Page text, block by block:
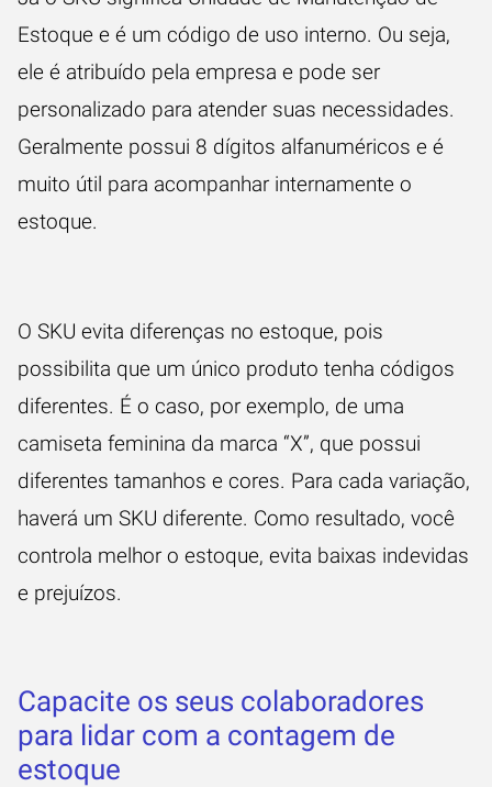
Estoque e é um código de uso interno. Ou seja,
ele é atribuído pela empresa e pode ser
personalizado para atender suas necessidades.
Geralmente possui 8 dígitos alfanuméricos e é
muito útil para acompanhar internamente o
estoque.
O SKU evita diferenças no estoque, pois
possibilita que um único produto tenha códigos
diferentes. É o caso, por exemplo, de uma
camiseta feminina da marca “X”, que possui
diferentes tamanhos e cores. Para cada variação,
haverá um SKU diferente. Como resultado, você
controla melhor o estoque, evita baixas indevidas
e prejuízos.
Capacite os seus colaboradores
para lidar com a contagem de
estoque